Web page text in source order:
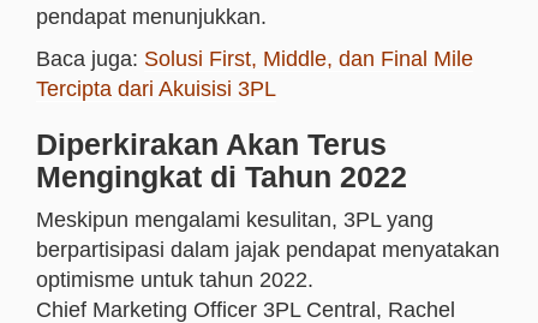
pendapat menunjukkan.
Baca juga: Solusi First, Middle, dan Final Mile
Tercipta dari Akuisisi 3PL
Diperkirakan Akan Terus
Mengingkat di Tahun 2022
Meskipun mengalami kesulitan, 3PL yang
berpartisipasi dalam jajak pendapat menyatakan
optimisme untuk tahun 2022.
Chief Marketing Officer 3PL Central, Rachel